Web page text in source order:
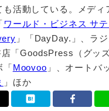
活動している。メディ
ワールド・ビジネス サ
」「DayDay.」、ラ
店「GoodsPress（グッ
「Moovoo 」、オートバ
」ほか